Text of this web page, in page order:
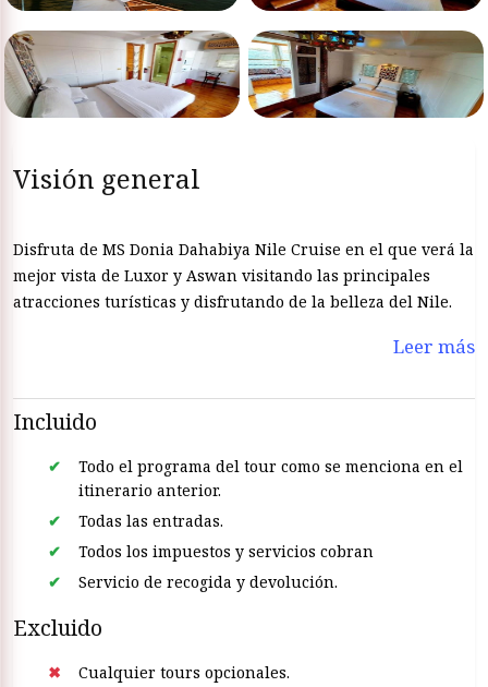
Visión general
Disfruta de MS Donia Dahabiya Nile Cruise en el que verá la
mejor vista de Luxor y Aswan visitando las principales
atracciones turísticas y disfrutando de la belleza del Nile.
Leer más
Incluido
Todo el programa del tour como se menciona en el
itinerario anterior.
Todas las entradas.
Todos los impuestos y servicios cobran
Servicio de recogida y devolución.
Excluido
Cualquier tours opcionales.